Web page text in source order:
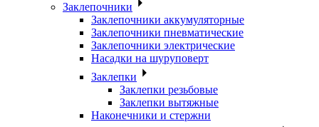
Заклепочники
Заклепочники аккумуляторные
Заклепочники пневматические
Заклепочники электрические
Насадки на шуруповерт
Заклепки
Заклепки резьбовые
Заклепки вытяжные
Наконечники и стержни